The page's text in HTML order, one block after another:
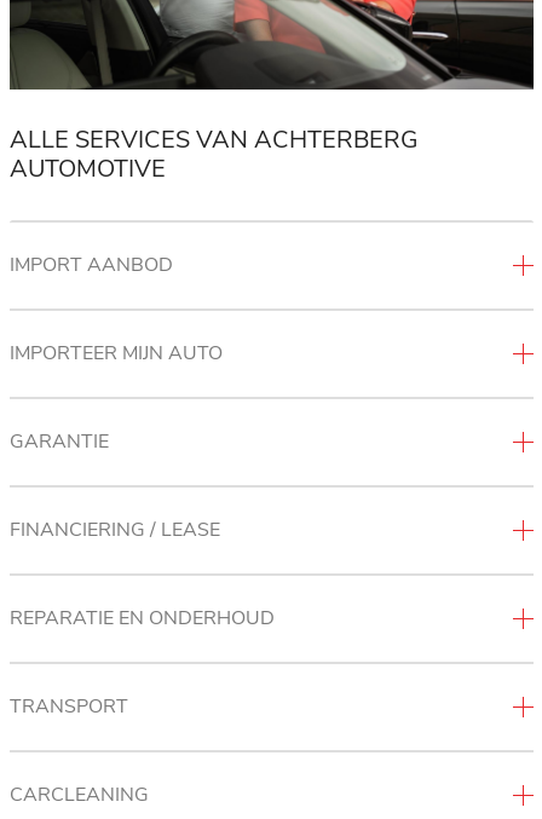
ALLE SERVICES VAN ACHTERBERG
AUTOMOTIVE
IMPORT AANBOD
IMPORTEER MIJN AUTO
GARANTIE
FINANCIERING / LEASE
REPARATIE EN ONDERHOUD
TRANSPORT
CARCLEANING